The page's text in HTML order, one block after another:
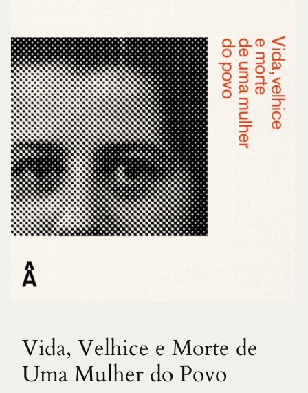
Vida, Velhice e Morte de
Uma Mulher do Povo